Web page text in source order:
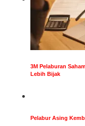
3M Pelaburan
Lebih Bijak
Pelabur Asing